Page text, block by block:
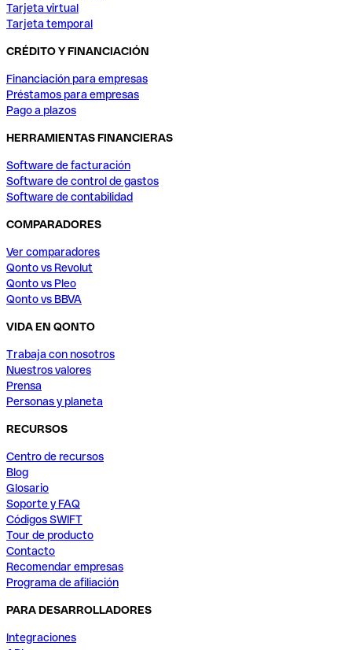
Tarjeta virtual
Tarjeta temporal
CRÉDITO Y FINANCIACIÓN
Financiación para empresas
Préstamos para empresas
Pago a plazos
HERRAMIENTAS FINANCIERAS
Software de facturación
Software de control de gastos
Software de contabilidad
COMPARADORES
Ver comparadores
Qonto vs Revolut
Qonto vs Pleo
Qonto vs BBVA
VIDA EN QONTO
Trabaja con nosotros
Nuestros valores
Prensa
Personas y planeta
RECURSOS
Centro de recursos
Blog
Glosario
Soporte y FAQ
Códigos SWIFT
Tour de producto
Contacto
Recomendar empresas
Programa de afiliación
PARA DESARROLLADORES
Integraciones